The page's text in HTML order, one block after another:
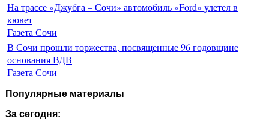
На трассе «Джубга – Сочи» автомобиль «Ford» улетел в
кювет
Газета Сочи
В Сочи прошли торжества, посвященные 96 годовщине
основания ВДВ
Газета Сочи
Популярные материалы
За сегодня: